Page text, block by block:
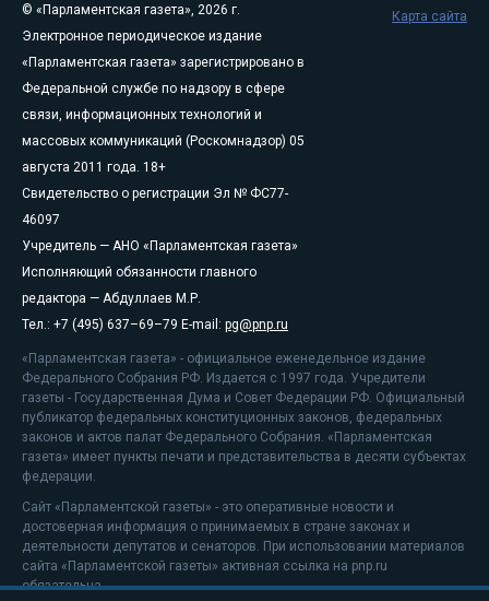
© «Парламентская газета», 2026 г.
Электронное периодическое издание
«Парламентская газета» зарегистрировано в
Федеральной службе по надзору в сфере
связи, информационных технологий и
массовых коммуникаций (Роскомнадзор) 05
августа 2011 года. 18+
Свидетельство о регистрации Эл № ФС77-
46097
Учредитель — АНО «Парламентская газета»
Исполняющий обязанности главного
редактора — Абдуллаев М.Р.
Тел.: +7 (495) 637–69–79 E-mail: pg@pnp.ru
«Парламентская газета» - официальное еженедельное издание
Федерального Собрания РФ. Издается с 1997 года. Учредители
газеты - Государственная Дума и Совет Федерации РФ. Официальный
публикатор федеральных конституционных законов, федеральных
законов и актов палат Федерального Собрания. «Парламентская
газета» имеет пункты печати и представительства в десяти субъектах
федерации.
Сайт «Парламентской газеты» - это оперативные новости и
достоверная информация о принимаемых в стране законах и
деятельности депутатов и сенаторов. При использовании материалов
сайта «Парламентской газеты» активная ссылка на pnp.ru
обязательна.
Карта сайта